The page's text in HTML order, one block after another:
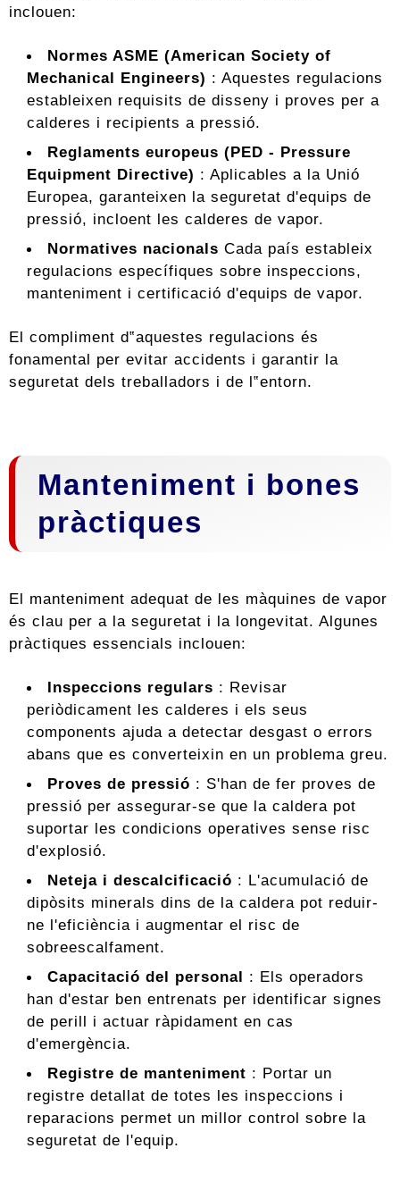
inclouen:
Normes ASME (American Society of
Mechanical Engineers) : Aquestes regulacions
estableixen requisits de disseny i proves per a
calderes i recipients a pressió.
Reglaments europeus (PED - Pressure
Equipment Directive) : Aplicables a la Unió
Europea, garanteixen la seguretat d'equips de
pressió, incloent les calderes de vapor.
Normatives nacionals Cada país estableix
regulacions específiques sobre inspeccions,
manteniment i certificació d'equips de vapor.
El compliment d‟aquestes regulacions és
fonamental per evitar accidents i garantir la
seguretat dels treballadors i de l‟entorn.
Manteniment i bones
pràctiques
El manteniment adequat de les màquines de vapor
és clau per a la seguretat i la longevitat. Algunes
pràctiques essencials inclouen:
Inspeccions regulars : Revisar
periòdicament les calderes i els seus
components ajuda a detectar desgast o errors
abans que es converteixin en un problema greu.
Proves de pressió : S'han de fer proves de
pressió per assegurar-se que la caldera pot
suportar les condicions operatives sense risc
d'explosió.
Neteja i descalcificació : L'acumulació de
dipòsits minerals dins de la caldera pot reduir-
ne l'eficiència i augmentar el risc de
sobreescalfament.
Capacitació del personal : Els operadors
han d'estar ben entrenats per identificar signes
de perill i actuar ràpidament en cas
d'emergència.
Registre de manteniment : Portar un
registre detallat de totes les inspeccions i
reparacions permet un millor control sobre la
seguretat de l'equip.